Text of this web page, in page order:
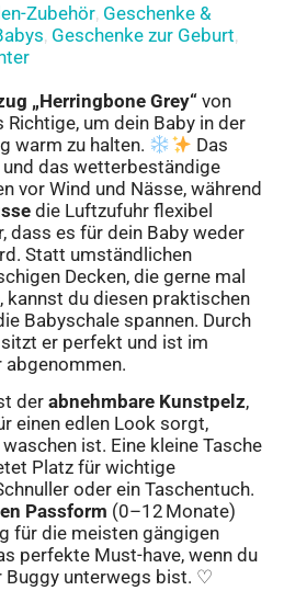
Zubehör, Geschenke &
, Geschenke zur Geburt,
„Herringbone Grey“ von
Richtige, um dein Baby in der
warm zu halten.
Das
das wetterbeständige
vor Wind und Nässe, während
die Luftzufuhr flexibel
dass es für dein Baby weder
Statt umständlichen
Decken, die gerne mal
kannst du diesen praktischen
Babyschale spannen. Durch
sitzt er perfekt und ist im
abgenommen.
der abnehmbare Kunstpelz,
einen edlen Look sorgt,
ist. Eine kleine Tasche
Platz für wichtige
oder ein Taschentuch.
Passform (0–12 Monate)
für die meisten gängigen
perfekte Must-have, wenn du
Buggy unterwegs bist. ♡